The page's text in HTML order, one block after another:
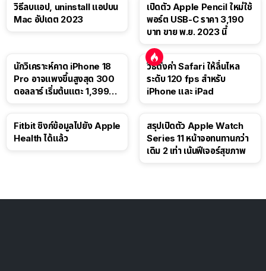
วิธีลบแอป, uninstall แอปบน
Mac อัปเดต 2023
เปิดตัว Apple Pencil ใหม่ใช้
พอร์ต USB-C ราคา 3,190
บาท ขาย พ.ย. 2023 นี้
นักวิเคราะห์คาด iPhone 18
Pro อาจแพงขึ้นสูงสุด 300
ดอลลาร์ เริ่มต้นแตะ 1,399
วิธีตั้งค่า Safari ให้ลื่นไหล
ระดับ 120 fps สำหรับ
iPhone และ iPad
Fitbit ซิงก์ข้อมูลไปยัง Apple
Health ได้แล้ว
สรุปเปิดตัว Apple Watch
Series 11 หน้าจอทนทานกว่า
เดิม 2 เท่า เน้นฟีเจอร์สุขภาพ